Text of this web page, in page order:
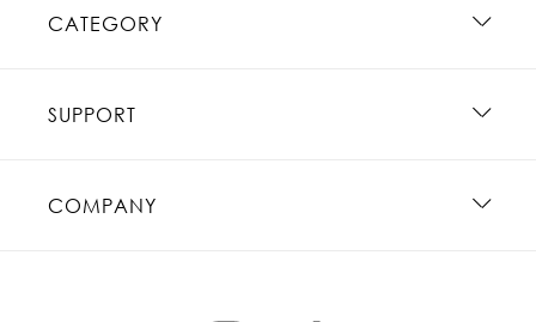
CATEGORY
SUPPORT
COMPANY